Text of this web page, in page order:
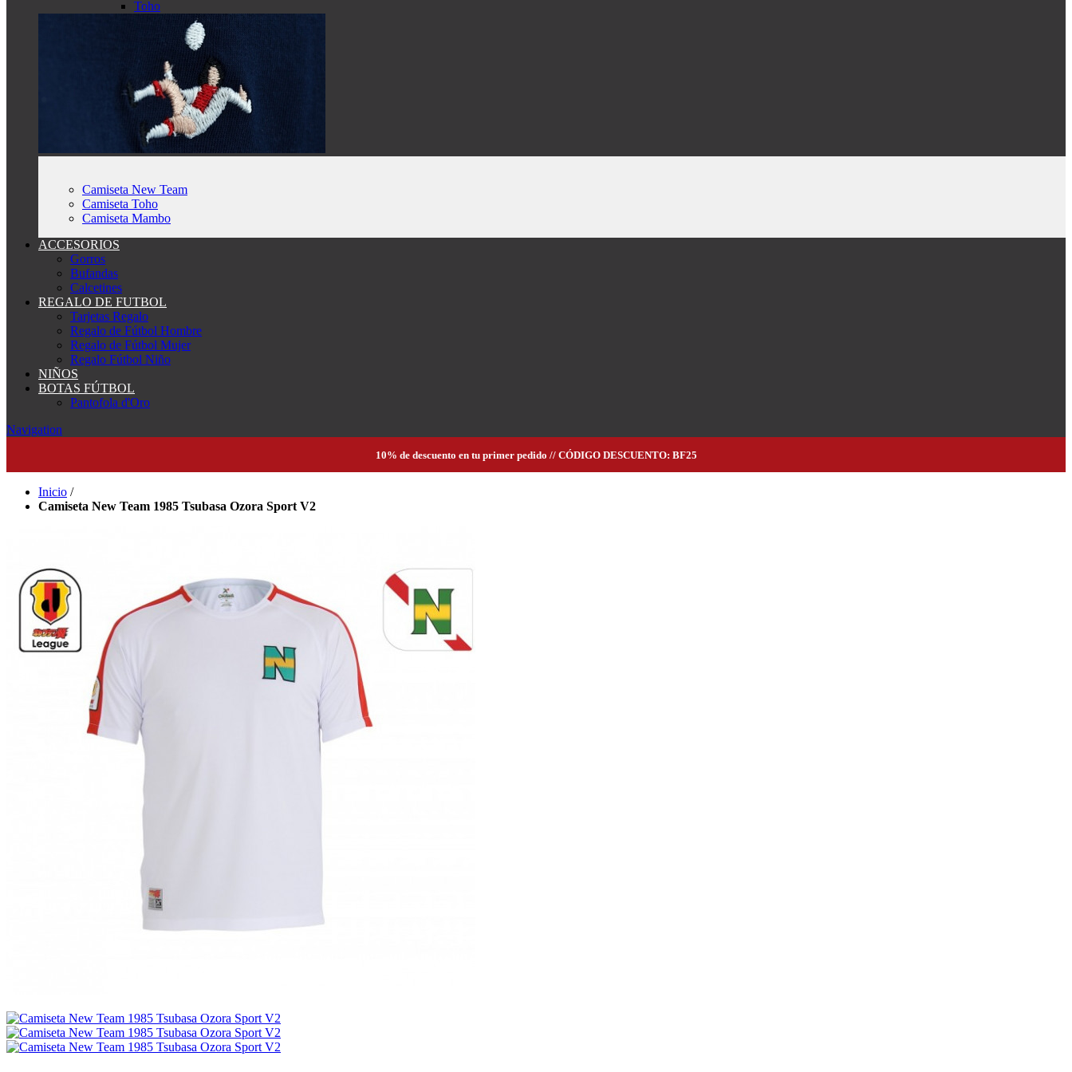
Toho
Camiseta New Team
Camiseta Toho
Camiseta Mambo
ACCESORIOS
Gorros
Bufandas
Calcetines
REGALO DE FUTBOL
Tarjetas Regalo
Regalo de Fútbol Hombre
Regalo de Fútbol Mujer
Regalo Fútbol Niño
NIÑOS
BOTAS FÚTBOL
Pantofola d'Oro
Navigation
10% de descuento en tu primer pedido // CÓDIGO DESCUENTO: BF25
Inicio /
Camiseta New Team 1985 Tsubasa Ozora Sport V2